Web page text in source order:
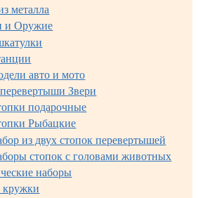
металла
и Оружие
авто и мото
Звери
подарочные
Рыбацкие
из двух стопок перевертышей
стопок с головами животных
наборы